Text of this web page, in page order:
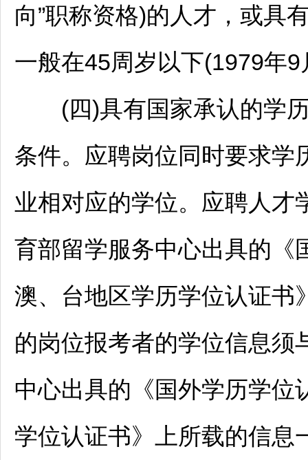
向”职称资格)的人才，或具
一般在45周岁以下(1979年
(四)具有国家承认的学历
条件。应聘岗位同时要求学
业相对应的学位。应聘人才
育部留学服务中心出具的《
澳、台地区学历学位认证书
的岗位报考者的学位信息须
中心出具的《国外学历学位
学位认证书》上所载的信息